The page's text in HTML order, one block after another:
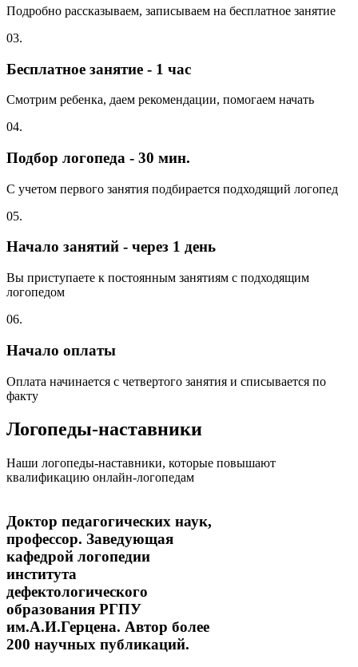
Подробно рассказываем, записываем на бесплатное занятие
03.
Бесплатное занятие - 1 час
Смотрим ребенка, даем рекомендации, помогаем начать
04.
Подбор логопеда - 30 мин.
С учетом первого занятия подбирается подходящий логопед
05.
Начало занятий - через 1 день
Вы приступаете к постоянным занятиям с подходящим
логопедом
06.
Начало оплаты
Оплата начинается с четвертого занятия и списывается по
факту
Логопеды-наставники
Наши логопеды-наставники, которые повышают
квалификацию онлайн-логопедам
Доктор педагогических наук,
профессор. Заведующая
кафедрой логопедии
института
дефектологического
образования РГПУ
им.А.И.Герцена. Автор более
200 научных публикаций.